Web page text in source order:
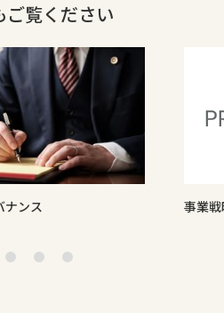
ご覧ください
農業